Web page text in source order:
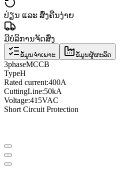
ປ່ຽນ ແລະ ສົ່ງຄືນງ່າຍ
ມີບໍລິການຈັດສົ່ງ
ຂໍ້ມູນຈຳເພາະ ຂໍ້ມູນຜູ້ຜະລິດ
3phaseMCCB
TypeH
Rated current:400A
CuttingLine:50kA
Voltage:415VAC
Short Circuit Protection